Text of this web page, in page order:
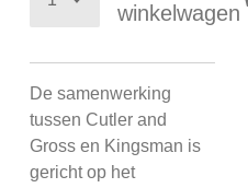
winkelwagen
De samenwerking
tussen Cutler and
Gross en Kingsman is
gericht op het